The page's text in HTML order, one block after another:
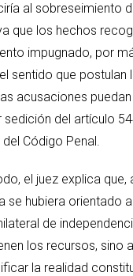
al sobreseimiento
que los hechos
impugnado, por
sentido que postulan
acusaciones
sedición del artículo
Código Penal.
el juez explica que,
se hubiera orientado
de
los recursos, sino
la realidad